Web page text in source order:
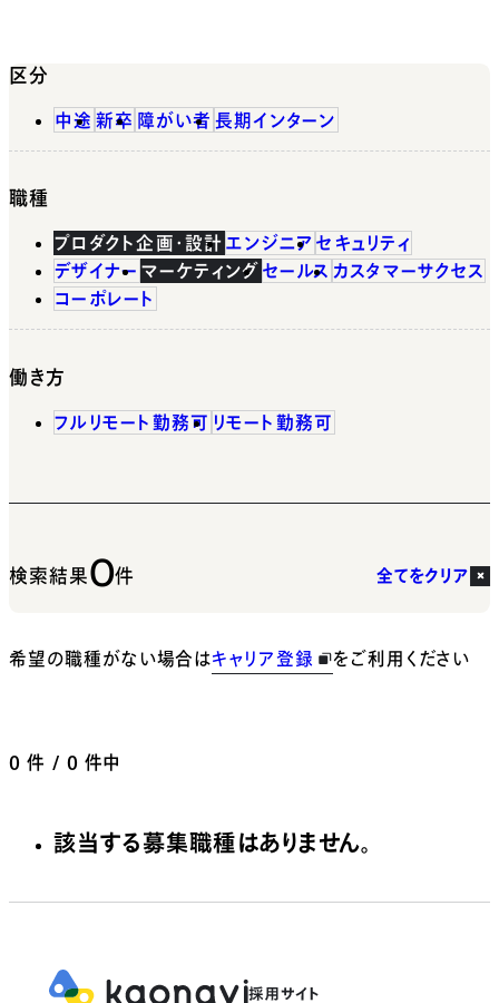
区分
中途 新卒 障がい者 長期インターン
職種
プロダクト企画・設計 エンジニア セキュリティ
デザイナー マーケティング セールス カスタマーサクセス
コーポレート
働き方
フルリモート勤務可 リモート勤務可
検索結果0件 全てをクリア
希望の職種がない場合はキャリア登録 をご利用ください
0 件 / 0 件中
該当する募集職種はありません。